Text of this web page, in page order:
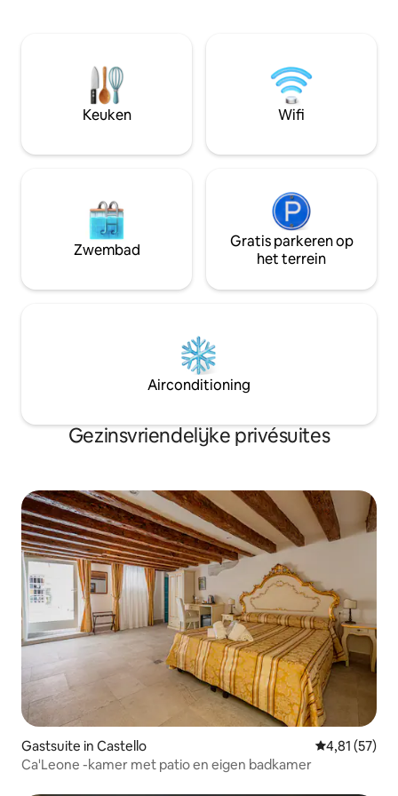
Keuken Wifi
Zwembad
Gratis parkeren op
het terrein
Airconditioning
Gezinsvriendelijke privésuites
Gastsuite in Castello Gemiddelde
4,81 (57)
Ca'Leone -kamer met patio en eigen badkamer